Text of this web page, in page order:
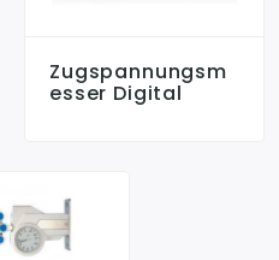
Zugspannungsm
Esser Digital